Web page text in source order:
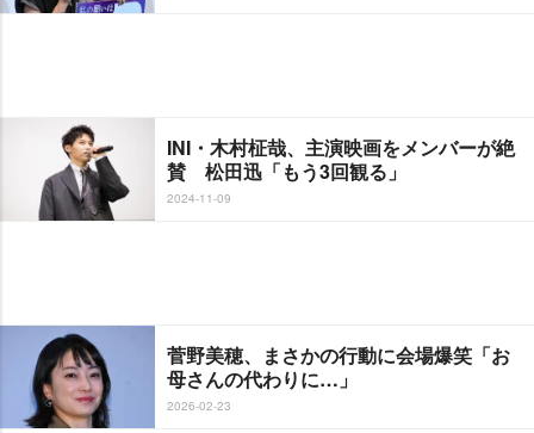
INI・木村柾哉、主演映画をメンバーが絶
賛 松田迅「もう3回観る」
2024-11-09
菅野美穂、まさかの行動に会場爆笑「お
母さんの代わりに…」
2026-02-23